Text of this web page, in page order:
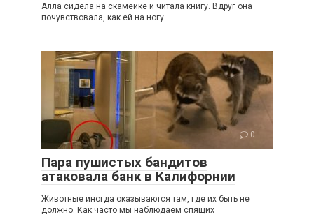
Алла сидела на скамейке и читала книгу. Вдруг она
почувствовала, как ей на ногу
0
Пара пушистых бандитов
атаковала банк в Калифорнии
Животные иногда оказываются там, где их быть не
должно. Как часто мы наблюдаем спящих